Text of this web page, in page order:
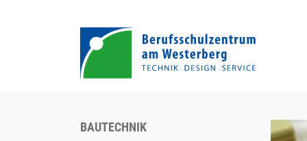
BAUTECHNIK